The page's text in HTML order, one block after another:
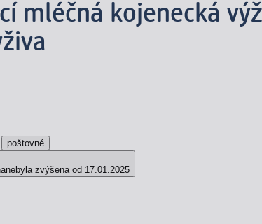
mléčná kojenecká
poštovné
nebyla zvýšena od 17.01.2025